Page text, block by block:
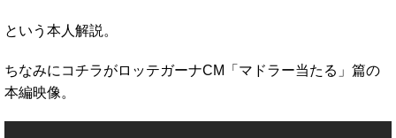
という本人解説。
ちなみにコチラがロッテガーナCM「マドラー当たる」篇の
本編映像。